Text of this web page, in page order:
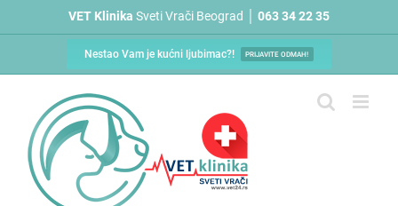
VET Klinika Sveti Vrači Beograd │ 063 34 22 35
Nestao Vam je kućni ljubimac?! PRIJAVITE ODMAH!